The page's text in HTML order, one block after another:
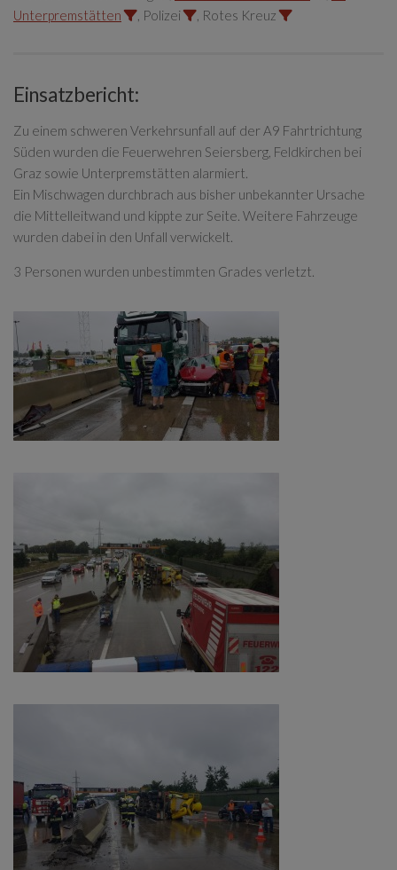
Unterpremstätten
, Polizei , Rotes Kreuz
Einsatzbericht:
Zu einem schweren Verkehrsunfall auf der A9 Fahrtrichtung
Süden wurden die Feuerwehren Seiersberg, Feldkirchen bei
Graz sowie Unterpremstätten alarmiert.
Ein Mischwagen durchbrach aus bisher unbekannter Ursache
die Mittelleitwand und kippte zur Seite. Weitere Fahrzeuge
wurden dabei in den Unfall verwickelt.
3 Personen wurden unbestimmten Grades verletzt.